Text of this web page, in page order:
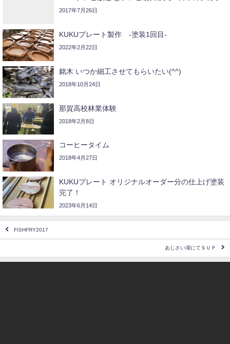
2017年7月26日
KUKUプレート製作 -塗装1回目-
2022年2月22日
銘木 いつか細工させてもらいたい(^^)
2018年10月24日
那賀高校林業体験
2018年2月8日
コーヒータイム
2018年4月27日
KUKUプレート オリジナルオーダー分の仕上げ塗装
完了！
2023年6月14日
FISHFRY2017
あじさい湖にてＳＵＰ